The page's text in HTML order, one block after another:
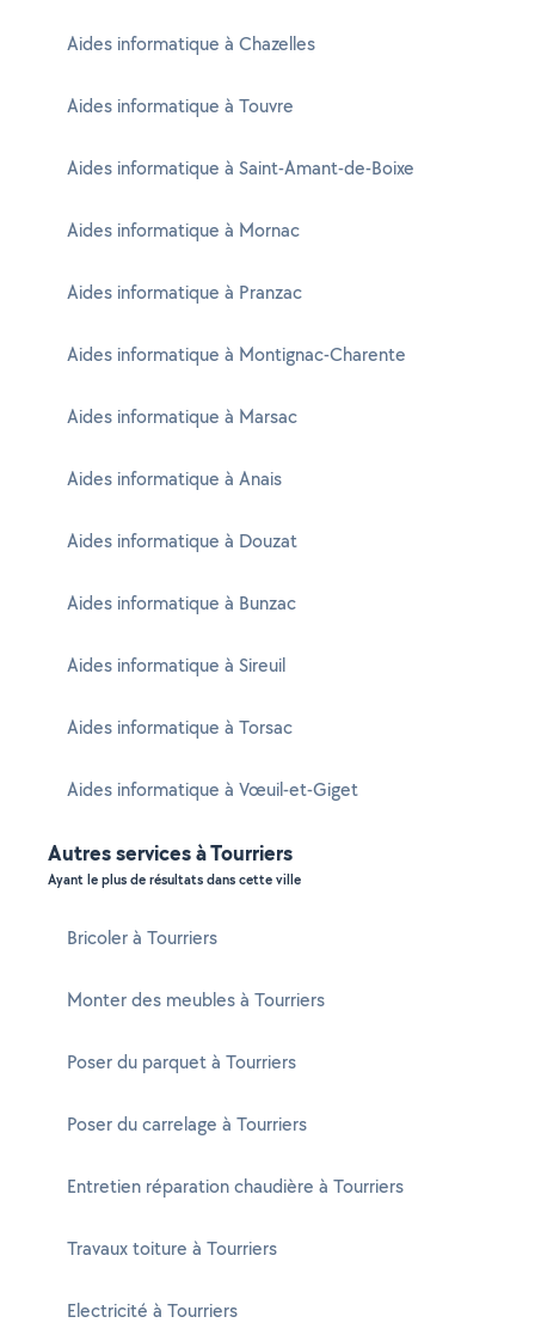
Aides informatique à Chazelles
Aides informatique à Touvre
Aides informatique à Saint-Amant-de-Boixe
Aides informatique à Mornac
Aides informatique à Pranzac
Aides informatique à Montignac-Charente
Aides informatique à Marsac
Aides informatique à Anais
Aides informatique à Douzat
Aides informatique à Bunzac
Aides informatique à Sireuil
Aides informatique à Torsac
Aides informatique à Vœuil-et-Giget
Autres services à Tourriers
Ayant le plus de résultats dans cette ville
Bricoler à Tourriers
Monter des meubles à Tourriers
Poser du parquet à Tourriers
Poser du carrelage à Tourriers
Entretien réparation chaudière à Tourriers
Travaux toiture à Tourriers
Electricité à Tourriers